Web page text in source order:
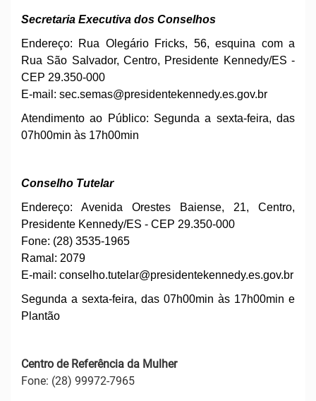
Secretaria Executiva dos Conselhos
Endereço: Rua Olegário Fricks, 56, esquina com a
Rua São Salvador, Centro, Presidente Kennedy/ES -
CEP 29.350-000
E-mail: sec.semas@presidentekennedy.es.gov.br
Atendimento ao Público: Segunda a sexta-feira, das
07h00min às 17h00min
Conselho Tutelar
Endereço: Avenida Orestes Baiense, 21, Centro,
Presidente Kennedy/ES - CEP 29.350-000
Fone: (28) 3535-1965
Ramal: 2079
E-mail: conselho.tutelar@presidentekennedy.es.gov.br
Segunda a sexta-feira, das 07h00min às 17h00min e
Plantão
Centro de Referência da Mulher
Fone: (28) 99972-7965